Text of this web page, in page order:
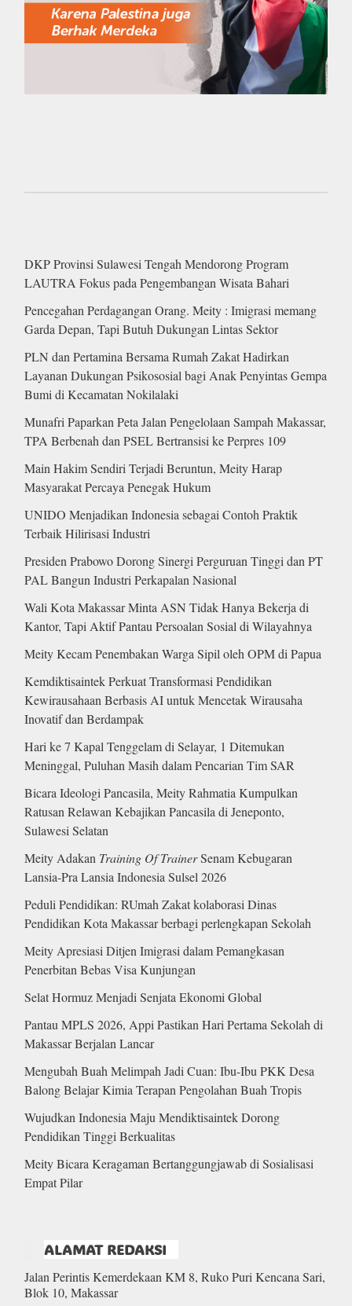
DKP Provinsi Sulawesi Tengah Mendorong Program
LAUTRA Fokus pada Pengembangan Wisata Bahari
Pencegahan Perdagangan Orang. Meity : Imigrasi memang
Garda Depan, Tapi Butuh Dukungan Lintas Sektor
PLN dan Pertamina Bersama Rumah Zakat Hadirkan
Layanan Dukungan Psikososial bagi Anak Penyintas Gempa
Bumi di Kecamatan Nokilalaki
Munafri Paparkan Peta Jalan Pengelolaan Sampah Makassar,
TPA Berbenah dan PSEL Bertransisi ke Perpres 109
Main Hakim Sendiri Terjadi Beruntun, Meity Harap
Masyarakat Percaya Penegak Hukum
UNIDO Menjadikan Indonesia sebagai Contoh Praktik
Terbaik Hilirisasi Industri
Presiden Prabowo Dorong Sinergi Perguruan Tinggi dan PT
PAL Bangun Industri Perkapalan Nasional
Wali Kota Makassar Minta ASN Tidak Hanya Bekerja di
Kantor, Tapi Aktif Pantau Persoalan Sosial di Wilayahnya
Meity Kecam Penembakan Warga Sipil oleh OPM di Papua
Kemdiktisaintek Perkuat Transformasi Pendidikan
Kewirausahaan Berbasis AI untuk Mencetak Wirausaha
Inovatif dan Berdampak
Hari ke 7 Kapal Tenggelam di Selayar, 1 Ditemukan
Meninggal, Puluhan Masih dalam Pencarian Tim SAR
Bicara Ideologi Pancasila, Meity Rahmatia Kumpulkan
Ratusan Relawan Kebajikan Pancasila di Jeneponto,
Sulawesi Selatan
Meity Adakan Training Of TrainerSenam Kebugaran
Lansia-Pra Lansia Indonesia Sulsel 2026
Peduli Pendidikan: RUmah Zakat kolaborasi Dinas
Pendidikan Kota Makassar berbagi perlengkapan Sekolah
Meity Apresiasi Ditjen Imigrasi dalam Pemangkasan
Penerbitan Bebas Visa Kunjungan
Selat Hormuz Menjadi Senjata Ekonomi Global
Pantau MPLS 2026, Appi Pastikan Hari Pertama Sekolah di
Makassar Berjalan Lancar
Mengubah Buah Melimpah Jadi Cuan: Ibu-Ibu PKK Desa
Balong Belajar Kimia Terapan Pengolahan Buah Tropis
Wujudkan Indonesia Maju Mendiktisaintek Dorong
Pendidikan Tinggi Berkualitas
Meity Bicara Keragaman Bertanggungjawab di Sosialisasi
Empat Pilar
ALAMAT REDAKSI
Jalan Perintis Kemerdekaan KM 8, Ruko Puri Kencana Sari,
Blok 10, Makassar